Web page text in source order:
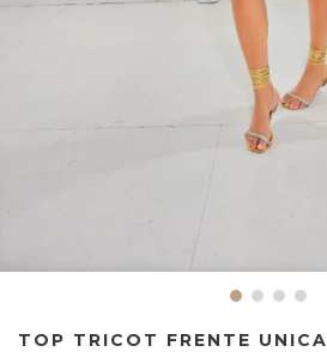
TOP TRICOT FRENTE UNICA